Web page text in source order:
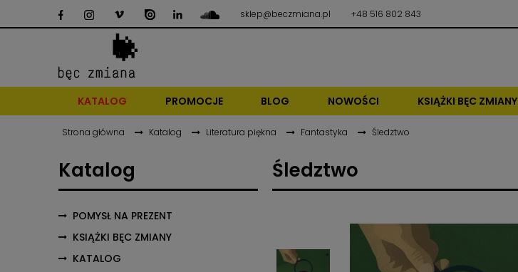
sklep@beczmiana.pl +48 516 802 843
KATALOG PROMOCJE BLOG NOWOŚCI KSIĄŻKI BĘC ZMIANY
Strona główna Katalog Literatura piękna Fantastyka Śledztwo
Katalog
POMYSŁ NA PREZENT
KSIĄŻKI BĘC ZMIANY
KATALOG
Śledztwo